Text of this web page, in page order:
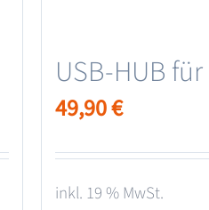
USB-HUB
49,90€
inkl. 19 % MwSt.